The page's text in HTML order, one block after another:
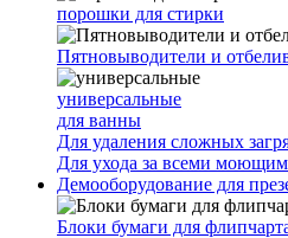
порошки для стирки
Пятновыводители и
универсальные
для ванны
Для удаления сложных
Для ухода за всеми
Демооборудование для
Блоки бумаги для